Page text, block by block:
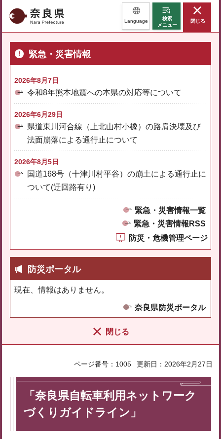
奈良県 Language
検索
メニュー
閉じる
緊急・災害情報
2026年8月7日
令和8年熊本地震への本県の対応等について
2026年6月29日
県道東川河合線（上北山村小橡）の路肩決壊及び
法面崩落による通行止について
2026年8月5日
国道168号（十津川村平谷）の崩土による通行止に
ついて(迂回路有り)
緊急・災害情報一覧
緊急・災害情報RSS
防災・危機管理ページ
防災ポータル
現在、情報はありません。
奈良県防災ポータル
閉じる
ページ番号：1005 更新日：2026年2月27日
「奈良県自転車利用ネットワーク
づくりガイドライン」